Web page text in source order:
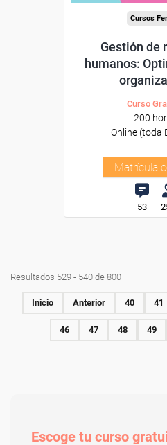
Cursos
Gestión de
humanos:
Curso
200
Online (toda
Matrícula
53
Resultados 529 - 540 de 800
Inicio Anterior 40 41
46 47 48 49
Escoge tu curso